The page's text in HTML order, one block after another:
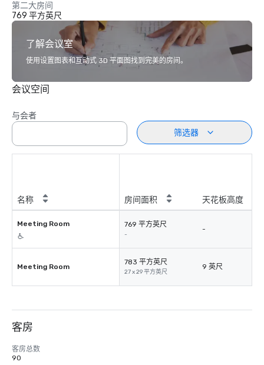
第二大房间
769 平方英尺
了解会议室
使用设置图表和互动式 3D 平面图找到完美的房间。
会议空间
与会者
筛选器
名称 房间面积 天花板高度
Meeting Room 769 平方英尺
-
-
Meeting Room
783 平方英尺
27 x 29 平方英尺
9 英尺
客房
客房总数
90